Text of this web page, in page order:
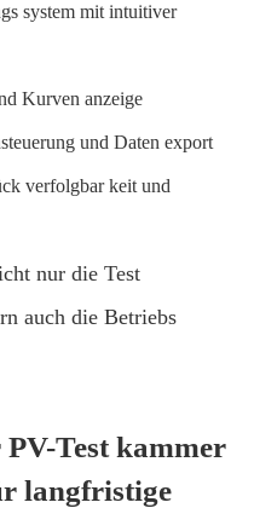
system mit intuitiver
Kurven anzeige
und Daten export
verfolgbar keit und
nur die Test
auch die Betriebs
Test kammer
langfristige